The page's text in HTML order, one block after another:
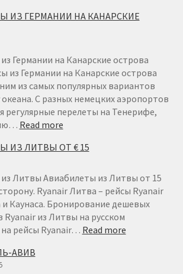
€22
ИЗ ГЕРМАНИИ НА КАНАРСКИЕ
Германии на Канарские острова
из Германии на Канарские острова
из самых популярных вариантов
океана. С разных немецких аэропортов
регулярные перелеты на Тенерифе,
Read more:
ИЗ
НА
КАНАРСКИЕ
ОСТРОВА
ИЗ ЛИТВЫ ОТ € 15
Литвы Авиабилеты из Литвы от 15
Ryanair Литва – рейсы Ryanair
Каунаса. Бронирование дешевых
Ryanair из Литвы на русском
рейсы Ryanair… Read more:
АВИВ